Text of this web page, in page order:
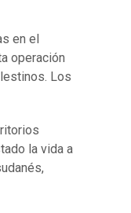
en el
operación
Los
la vida a